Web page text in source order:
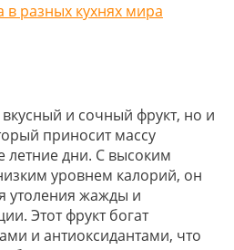
в разных кухнях мира
и сочный фрукт, но и
приносит массу
летние дни. С высоким
уровнем калорий, он
утоления жажды и
Этот фрукт богат
и антиоксидантами, что